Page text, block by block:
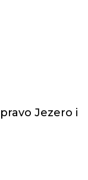
Jezero i